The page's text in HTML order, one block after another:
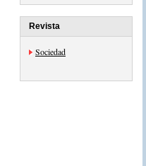
Revista
Sociedad